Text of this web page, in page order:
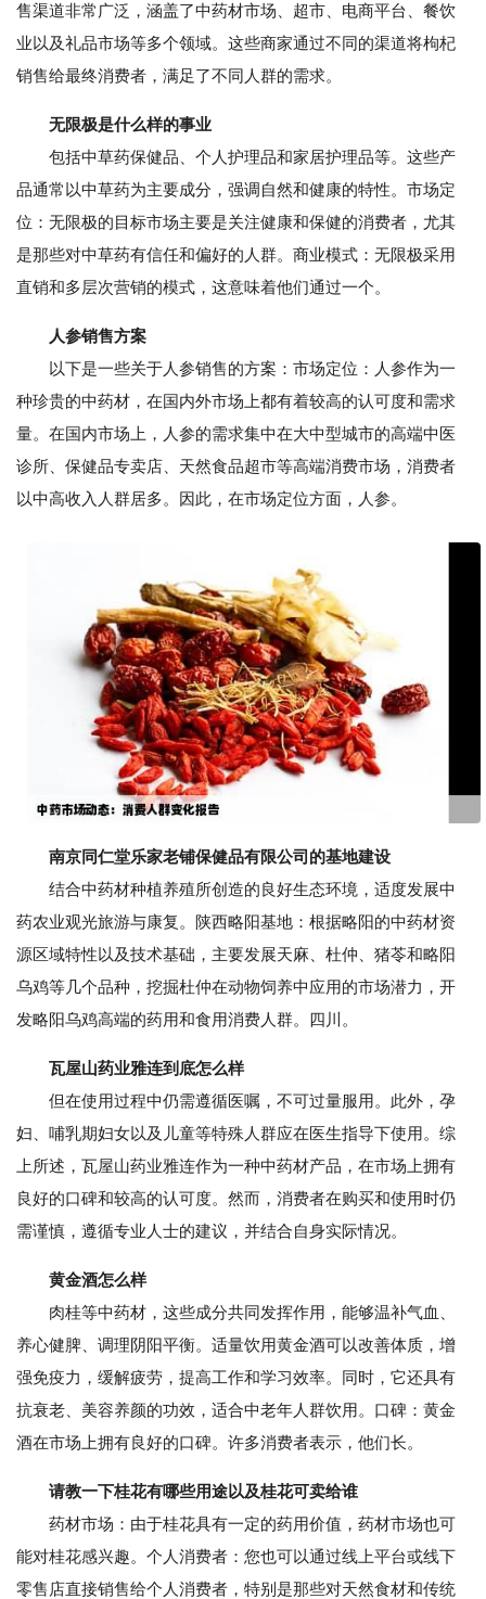
售渠道非常广泛，涵盖了中药材市场、超市、电商平台、餐饮
业以及礼品市场等多个领域。这些商家通过不同的渠道将枸杞
销售给最终消费者，满足了不同人群的需求。
无限极是什么样的事业
包括中草药保健品、个人护理品和家居护理品等。这些产
品通常以中草药为主要成分，强调自然和健康的特性。市场定
位：无限极的目标市场主要是关注健康和保健的消费者，尤其
是那些对中草药有信任和偏好的人群。商业模式：无限极采用
直销和多层次营销的模式，这意味着他们通过一个。
人参销售方案
以下是一些关于人参销售的方案：市场定位：人参作为一
种珍贵的中药材，在国内外市场上都有着较高的认可度和需求
量。在国内市场上，人参的需求集中在大中型城市的高端中医
诊所、保健品专卖店、天然食品超市等高端消费市场，消费者
以中高收入人群居多。因此，在市场定位方面，人参。
南京同仁堂乐家老铺保健品有限公司的基地建设
结合中药材种植养殖所创造的良好生态环境，适度发展中
药农业观光旅游与康复。陕西略阳基地：根据略阳的中药材资
源区域特性以及技术基础，主要发展天麻、杜仲、猪苓和略阳
乌鸡等几个品种，挖掘杜仲在动物饲养中应用的市场潜力，开
发略阳乌鸡高端的药用和食用消费人群。四川。
瓦屋山药业雅连到底怎么样
但在使用过程中仍需遵循医嘱，不可过量服用。此外，孕
妇、哺乳期妇女以及儿童等特殊人群应在医生指导下使用。综
上所述，瓦屋山药业雅连作为一种中药材产品，在市场上拥有
良好的口碑和较高的认可度。然而，消费者在购买和使用时仍
需谨慎，遵循专业人士的建议，并结合自身实际情况。
黄金酒怎么样
肉桂等中药材，这些成分共同发挥作用，能够温补气血、
养心健脾、调理阴阳平衡。适量饮用黄金酒可以改善体质，增
强免疫力，缓解疲劳，提高工作和学习效率。同时，它还具有
抗衰老、美容养颜的功效，适合中老年人群饮用。口碑：黄金
酒在市场上拥有良好的口碑。许多消费者表示，他们长。
请教一下桂花有哪些用途以及桂花可卖给谁
药材市场：由于桂花具有一定的药用价值，药材市场也可
能对桂花感兴趣。个人消费者：您也可以通过线上平台或线下
零售店直接销售给个人消费者，特别是那些对天然食材和传统